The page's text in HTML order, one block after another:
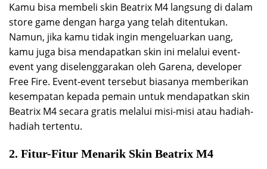
Kamu bisa membeli skin Beatrix M4 langsung di dalam
store game dengan harga yang telah ditentukan.
Namun, jika kamu tidak ingin mengeluarkan uang,
kamu juga bisa mendapatkan skin ini melalui event-
event yang diselenggarakan oleh Garena, developer
Free Fire. Event-event tersebut biasanya memberikan
kesempatan kepada pemain untuk mendapatkan skin
Beatrix M4 secara gratis melalui misi-misi atau hadiah-
hadiah tertentu.
2. Fitur-Fitur Menarik Skin Beatrix M4